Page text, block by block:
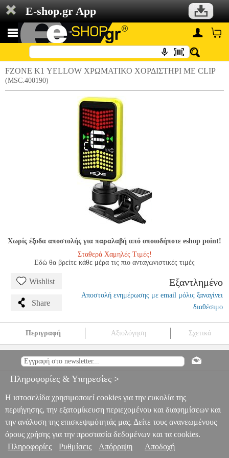
E-shop.gr App
FZONE Κ1 YELLOW ΧΡΩΜΑΤΙΚΟ ΧΟΡΔΙΣΤΗΡΙ ΜΕ CLIP
(MSC.400190)
Χωρίς έξοδα αποστολής για παραλαβή από οποιοδήποτε eshop point!
Σταθερά Χαμηλές Τιμές!
Εδώ θα βρείτε κάθε μέρα τις πιο ανταγωνιστικές τιμές
Wishlist
Share
Εξαντλημένο
Αποστολή ενημέρωσης με email μόλις ξαναγίνει
διαθέσιμο
Περιγραφή Αξιολόγηση Σχετικά
MSC.400190 MSC.400190
ΑΞΕΣΟΥΑΡ
ΜΕ CLIP
Πληροφορίες & Υπηρεσίες >
Η ιστοσελίδα χρησιμοποιεί cookies για την ευκολία της
περιήγησης, την εξατομίκευση περιεχομένου και διαφημίσεων και
την ανάλυση της επισκεψιμότητάς μας. Δείτε τους ανανεωμένους
όρους χρήσης για την προστασία δεδομένων και τα cookies.
Πληροφορίες
Ρυθμίσεις Απόρριψη Αποδοχή